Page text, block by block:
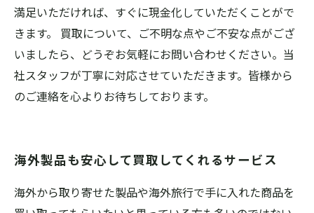
満足いただければ、すぐに現金化していただくことがで
きます。 買取について、ご不明な点やご不安な点がござ
いましたら、どうぞお気軽にお問い合わせください。当
社スタッフが丁寧に対応させていただきます。皆様から
のご連絡を心よりお待ちしております。
海外製品も安心して買取してくれるサービス
海外から取り寄せた製品や海外旅行で手に入れた商品を